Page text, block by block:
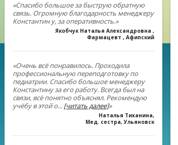
«Спасибо большое за быструю обратную
связь. Огромную благодарность менеджеру
Константин у, за оперативность.»
Якобчук Наталья Александровна ,
Фармацевт , Афипский
«Очень всё понравилось. Проходила
профессиональную переподготовку по
педиатрии. Спасибо большое менеджеру
Константину за его работу. Всегда был на
связи, всё понятно объяснял. Рекомендую
учёбу в этой о... [читать далее]»
Наталья Тиханина,
Мед. сестра, Ульяновск